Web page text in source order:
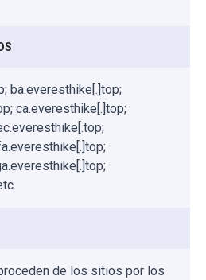
ba.everesthike[.]top;
ca.everesthike[.]top;
de los sitios por los